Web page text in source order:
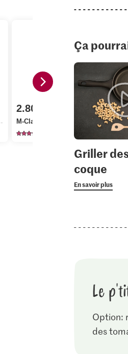
2.80
M-Classic Poivre noir
6.10
Sun
salées
Ça
Griller
coque
En savoir plus
Le
Option:
des